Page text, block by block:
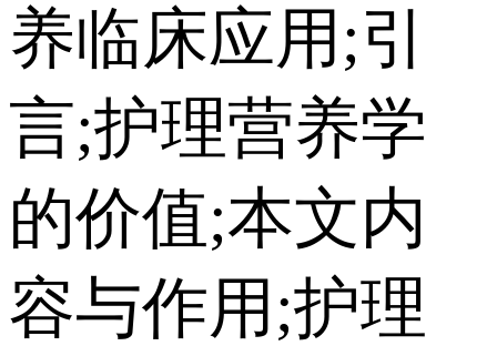
养临床应用;引
言;护理营养学
的价值;本文内
容与作用;护理